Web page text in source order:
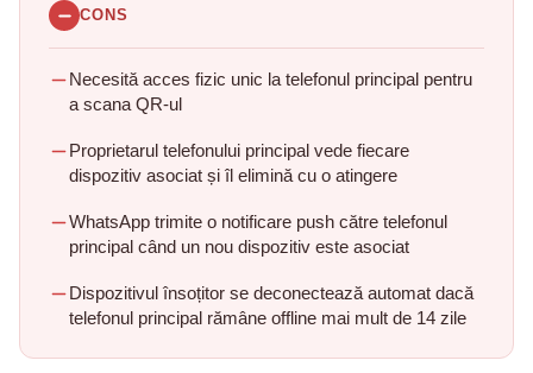
CONS
Necesită acces fizic unic la telefonul principal pentru
a scana QR-ul
Proprietarul telefonului principal vede fiecare
dispozitiv asociat și îl elimină cu o atingere
WhatsApp trimite o notificare push către telefonul
principal când un nou dispozitiv este asociat
Dispozitivul însoțitor se deconectează automat dacă
telefonul principal rămâne offline mai mult de 14 zile